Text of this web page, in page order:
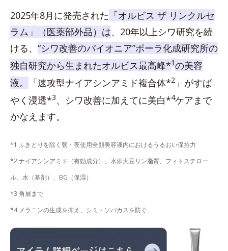
2025年8月に発売された 「オルビス ザ リンクルセ
ラム」（医薬部外品）は、20年以上シワ研究を続
ける、 “シワ改善のパイオニア”ポーラ化成研究所の
独自研究から生まれたオルビス最高峰*1の美容
液。
「速攻型ナイアシンアミド複合体*2 」がすば
やく浸透*3、シワ改善に加えてに美白*4ケアまで
かなえます。
*1 ふきとりを除く朝・夜使用全顔美容液内におけるうるおい保持力
*2 ナイアシンアミド（有効成分）、水添大豆リン脂質、フィトステロー
ル、水（基剤）、BG（保湿）
*3 角層まで
*4 メラニンの生成を抑え、シミ・ソバカスを防ぐ